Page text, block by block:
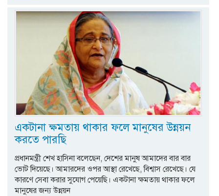
একটানা ক্ষমতায় থাকার ফলে মানুষের উন্নয়ন
করতে পারছি
প্রধানমন্ত্রী শেখ হাসিনা বলেছেন, দেশের মানুষ আমাদের বার বার
ভোট দিয়েছে। আমারদের ওপর আস্থা রেখেছে, বিশ্বাস রেখেছে। যে
কারণে সেবা করার সুযোগ পেয়েছি। একটানা ক্ষমতায় থাকার ফলে
মানুষের জন্য উন্নয়ন